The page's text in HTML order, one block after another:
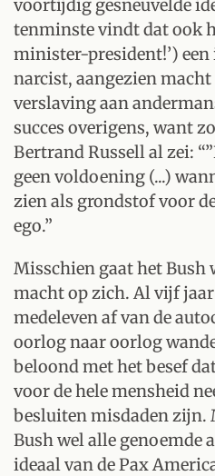
voortijdig gesneuvelde
tenminste vindt dat ook
minister-president!’)
narcist, aangezien
verslaving aan
succes overigens, want
Bertrand Russell al zei:
geen voldoening (...)
zien als grondstof voor
ego.”
Misschien gaat het Bush
macht op zich. Al vijf
medeleven af van de
oorlog naar oorlog
beloond met het besef
voor de hele mensheid
besluiten misdaden zijn.
Bush wel alle genoemde
ideaal van de Pax